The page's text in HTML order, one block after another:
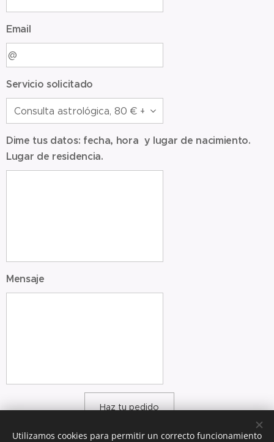
Email
Servicio solicitado
Dime tus datos: fecha, hora y lugar de nacimiento.
Lugar de residencia.
Mensaje
Haz tu pedido
Utilizamos cookies para permitir un correcto funcionamiento